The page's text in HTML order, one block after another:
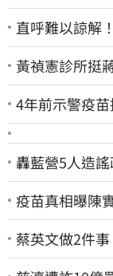
直呼難以諒解
黃禎憲診所挺
4年前示警疫
轟藍營5人造
疫苗真相曝陳
蔡英文做2件